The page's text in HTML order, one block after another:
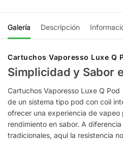
Galería Descripción
Cartuchos Vaporesso Luxe Q
Simplicidad y Sabor
Cartuchos Vaporesso Luxe Q
de un sistema tipo pod con coil
ofrecer una experiencia de
rendimiento en sabor. A
tradicionales, aquí la resistencia